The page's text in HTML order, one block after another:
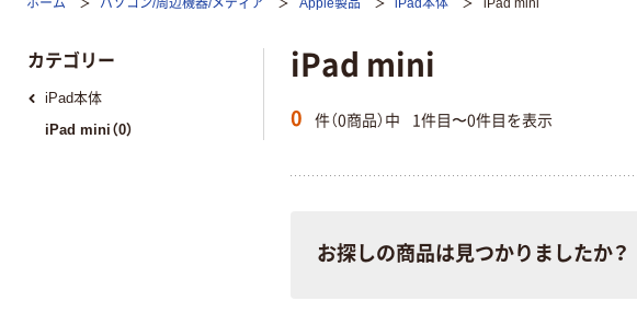
ホーム パソコン/周辺機器/メディア Apple製品 iPad本体 iPad mini
iPad mini
0 件（0商品）中 1件目〜0件目を表示
お探しの商品は見つかりましたか？
カテゴリー
iPad本体
iPad mini（0）